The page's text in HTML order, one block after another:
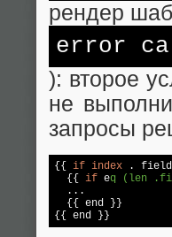
рендер
error
): второе
не
запросы
{{ if index .
  {{
if eq (len
  ...
  {{ end }}